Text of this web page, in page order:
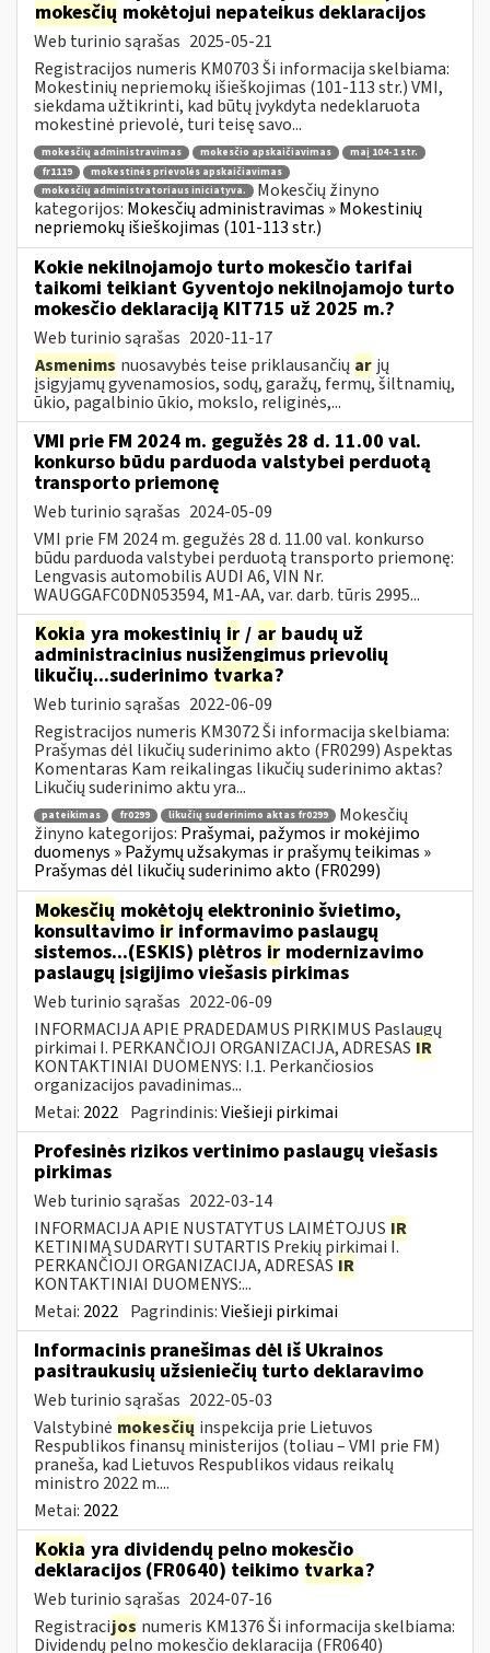
mokesčių mokėtojui nepateikus deklaracijos
Web turinio sąrašas 2025-05-21
Registracijos numeris KM0703 Ši informacija skelbiama:
Mokestinių nepriemokų išieškojimas (101-113 str.) VMI,
siekdama užtikrinti, kad būtų įvykdyta nedeklaruota
mokestinė prievolė, turi teisę savo...
mokesčių administravimas mokesčio apskaičiavimas
maį 104-1 str.
fr1119
mokestinės prievolės apskaičiavimas
mokesčių administratoriaus iniciatyva.
Mokesčių žinyno
kategorijos: Mokesčių administravimas » Mokestinių
nepriemokų išieškojimas (101-113 str.)
Kokie nekilnojamojo turto mokesčio tarifai
taikomi teikiant Gyventojo nekilnojamojo turto
mokesčio deklaraciją KIT715 už 2025 m.?
Web turinio sąrašas 2020-11-17
Asmenims nuosavybės teise priklausančių ar jų
įsigyjamų gyvenamosios, sodų, garažų, fermų, šiltnamių,
ūkio, pagalbinio ūkio, mokslo, religinės,...
VMI prie FM 2024 m. gegužės 28 d. 11.00 val.
konkurso būdu parduoda valstybei perduotą
transporto priemonę
Web turinio sąrašas 2024-05-09
VMI prie FM 2024 m. gegužės 28 d. 11.00 val. konkurso
būdu parduoda valstybei perduotą transporto priemonę:
Lengvasis automobilis AUDI A6, VIN Nr.
WAUGGAFC0DN053594, M1-AA, var. darb. tūris 2995...
Kokia yra mokestinių ir / ar baudų už
administracinius nusižengimus prievolių
likučių...suderinimo tvarka?
Web turinio sąrašas 2022-06-09
Registracijos numeris KM3072 Ši informacija skelbiama:
Prašymas dėl likučių suderinimo akto (FR0299) Aspektas
Komentaras Kam reikalingas likučių suderinimo aktas?
Likučių suderinimo aktu yra...
pateikimas fr0299 likučių suderinimo aktas fr0299
Mokesčių
žinyno kategorijos: Prašymai, pažymos ir mokėjimo
duomenys » Pažymų užsakymas ir prašymų teikimas »
Prašymas dėl likučių suderinimo akto (FR0299)
Mokesčių mokėtojų elektroninio švietimo,
konsultavimo ir informavimo paslaugų
sistemos...(ESKIS) plėtros ir modernizavimo
paslaugų įsigijimo viešasis pirkimas
Web turinio sąrašas 2022-06-09
INFORMACIJA APIE PRADEDAMUS PIRKIMUS Paslaugų
pirkimai I. PERKANČIOJI ORGANIZACIJA, ADRESAS IR
KONTAKTINIAI DUOMENYS: I.1. Perkančiosios
organizacijos pavadinimas...
Metai: 2022 Pagrindinis:Viešieji pirkimai
Profesinės rizikos vertinimo paslaugų viešasis
pirkimas
Web turinio sąrašas 2022-03-14
INFORMACIJA APIE NUSTATYTUS LAIMĖTOJUS IR
KETINIMĄ SUDARYTI SUTARTIS Prekių pirkimai I.
PERKANČIOJI ORGANIZACIJA, ADRESAS IR
KONTAKTINIAI DUOMENYS:...
Metai: 2022 Pagrindinis:Viešieji pirkimai
Informacinis pranešimas dėl iš Ukrainos
pasitraukusių užsieniečių turto deklaravimo
Web turinio sąrašas 2022-05-03
Valstybinė mokesčių inspekcija prie Lietuvos
Respublikos finansų ministerijos (toliau – VMI prie FM)
praneša, kad Lietuvos Respublikos vidaus reikalų
ministro 2022 m....
Metai: 2022
Kokia yra dividendų pelno mokesčio
deklaracijos (FR0640) teikimo tvarka?
Web turinio sąrašas 2024-07-16
Registracijos numeris KM1376 Ši informacija skelbiama:
Dividendų pelno mokesčio deklaracija (FR0640)